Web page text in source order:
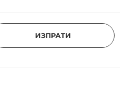
ИЗПРАТИ